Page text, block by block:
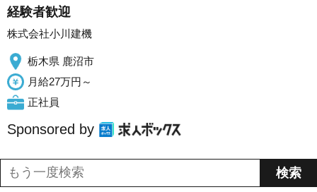
経験者歓迎
株式会社小川建機
栃木県 鹿沼市
月給27万円～
正社員
Sponsored by